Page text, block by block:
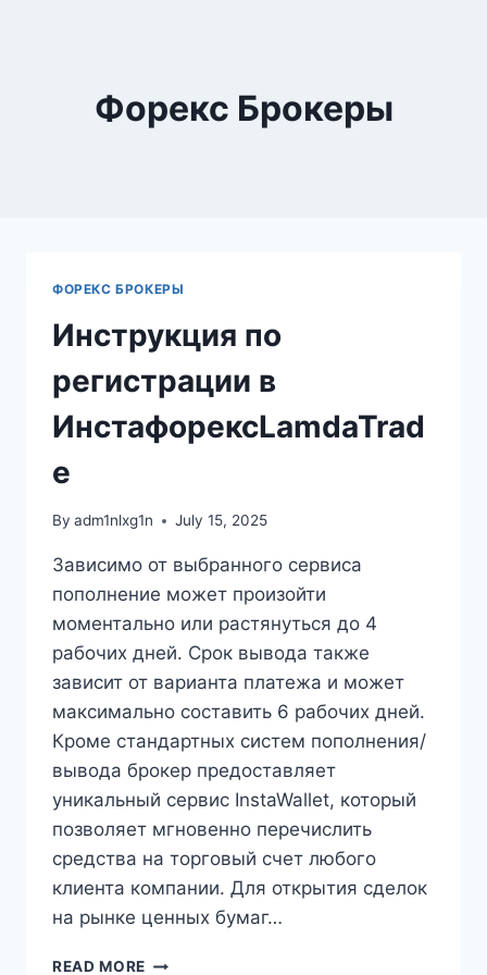
Форекс Брокеры
ФОРЕКС БРОКЕРЫ
Инструкция по
регистрации в
ИнстафорексLamdaTrad
e
By adm1nlxg1n July 15, 2025
Зависимо от выбранного сервиса
пополнение может произойти
моментально или растянуться до 4
рабочих дней. Срок вывода также
зависит от варианта платежа и может
максимально составить 6 рабочих дней.
Кроме стандартных систем пополнения/
вывода брокер предоставляет
уникальный сервис InstaWallet, который
позволяет мгновенно перечислить
средства на торговый счет любого
клиента компании. Для открытия сделок
на рынке ценных бумаг…
READ MORE ИНСТРУКЦИЯ